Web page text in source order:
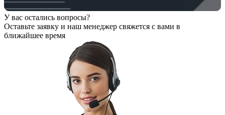
У вас остались вопросы?
Оставьте заявку и наш менеджер свяжется с вами в
ближайшее время